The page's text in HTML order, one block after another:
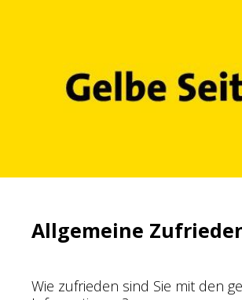
Allgemeine
Wie zufrieden sind Sie mit den